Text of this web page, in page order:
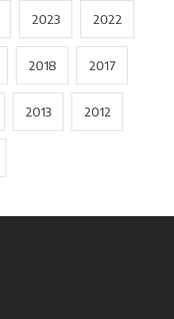
2023 2022
2018 2017
2013 2012